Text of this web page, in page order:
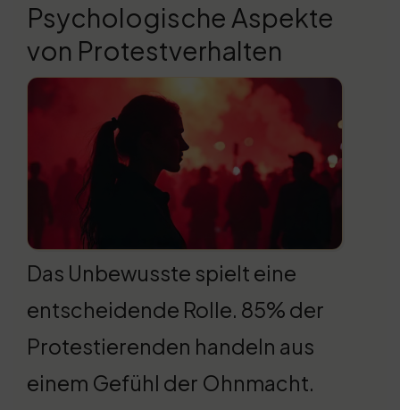
Psychologische Aspekte
von Protestverhalten
Das Unbewusste spielt eine
entscheidende Rolle. 85% der
Protestierenden handeln aus
einem Gefühl der Ohnmacht.